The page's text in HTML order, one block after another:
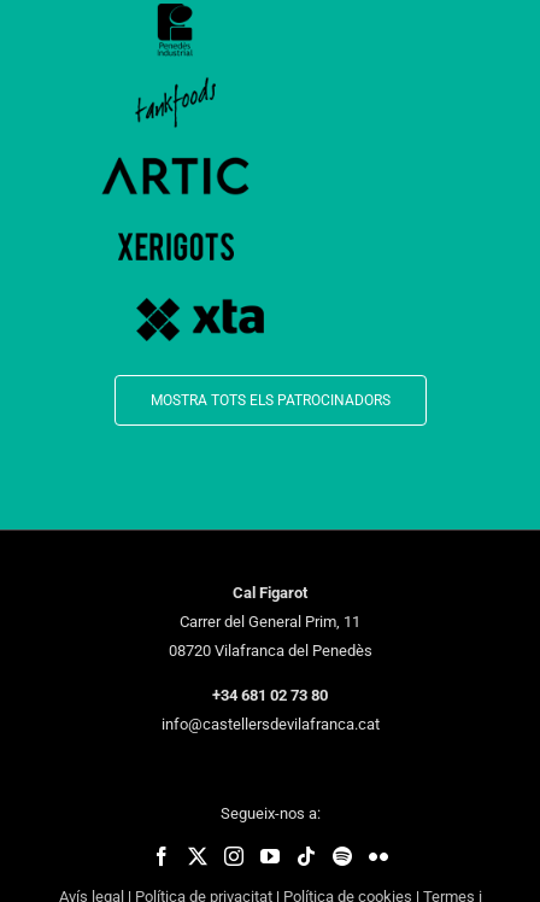
MOSTRA TOTS ELS PATROCINADORS
Cal Figarot
Carrer del General Prim, 11
08720 Vilafranca del Penedès
+34 681 02 73 80
info@castellersdevilafranca.cat
Segueix-nos a:
Avís legal | Política de privacitat| Política de cookies | Termes i